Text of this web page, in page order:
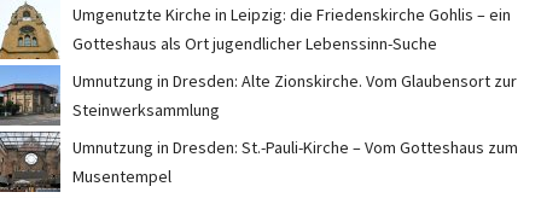
Umgenutzte Kirche in Leipzig: die Friedenskirche Gohlis – ein
Gotteshaus als Ort jugendlicher Lebenssinn-Suche
Umnutzung in Dresden: Alte Zionskirche. Vom Glaubensort zur
Steinwerksammlung
Umnutzung in Dresden: St.-Pauli-Kirche – Vom Gotteshaus zum
Musentempel